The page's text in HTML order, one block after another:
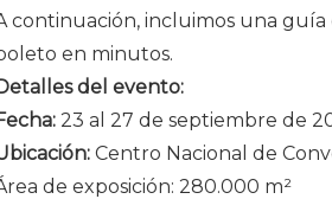
continuación, incluimos una
en minutos.
del evento:
23 al 27 de septiembre de
Centro Nacional de
de exposición: 280.000 m²